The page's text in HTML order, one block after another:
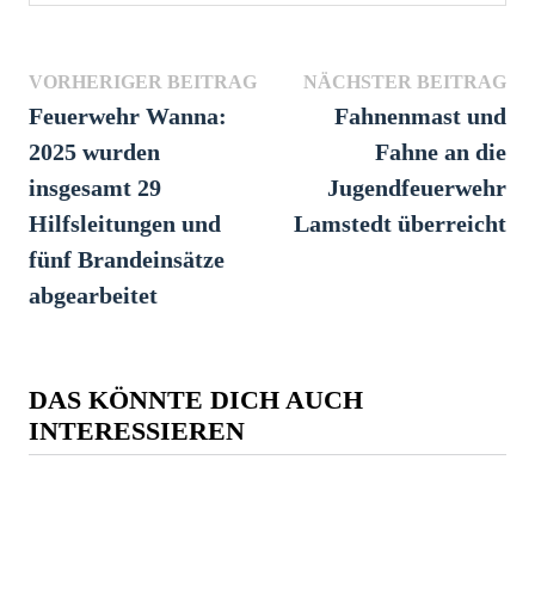
Beitragsnavigation
VORHERIGER BEITRAGVorheriger
Feuerwehr Wanna:
2025 wurden
insgesamt 29
Hilfsleitungen und
fünf Brandeinsätze
abgearbeitet
NÄCHSTER BEITRAG
Fahnenmast und
Fahne an die
Jugendfeuerwehr
Lamstedt überreicht
DAS KÖNNTE DICH AUCH
INTERESSIEREN